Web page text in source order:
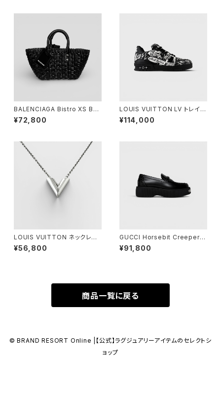
BALENCIAGA Bistro XS Bas
ket Black
¥72,800
LOUIS VUITTON LV トレイナ
ー スニーカー ブラック ホワイト
8 1/2
¥114,000
LOUIS VUITTON ネックレス
エセンシャル V シルバー
¥56,800
GUCCI Horsebit Creeper L
oafer Black 36 1/2
¥91,800
商品一覧に戻る
© BRAND RESORT Online |【公式】ラグジュアリーアイテムのセレクトシ
ョップ